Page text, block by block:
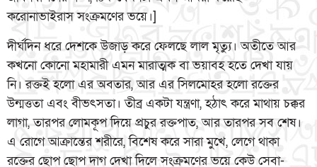
করোনাভাইরাস সংক্রমণের ভয়ে।]
দীর্ঘদিন ধরে দেশকে উজাড় করে ফেলছে লাল মৃত্যু। অতীতে আর
কখনো কোনো মহামারী এমন মারাত্মক বা ভয়াবহ হতে দেখা যায়
নি। রক্তই হলো এর অবতার, আর এর সিলমোহর হলো রক্তের
উন্মত্ততা এবং বীভৎসতা। তীব্র একটা যন্ত্রণা, হঠাৎ করে মাথায় চক্কর
লাগা, তারপর লোমকূপ দিয়ে প্রচুর রক্তপাত, আর তারপর সব শেষ।
এ রোগে আক্রান্তের শরীরে, বিশেষ করে সারা মুখে, লেগে থাকা
রক্তের ছোপ ছোপ দাগ দেখা দিলে সংক্রমণের ভয়ে কেউ সেবা-